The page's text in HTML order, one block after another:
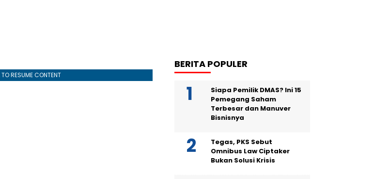
RESUME CONTENT
BERITA POPULER
Siapa Pemilik DMAS? Ini 15
Pemegang Saham
Terbesar dan Manuver
Bisnisnya
Tegas, PKS Sebut
Omnibus Law Ciptaker
Bukan Solusi Krisis